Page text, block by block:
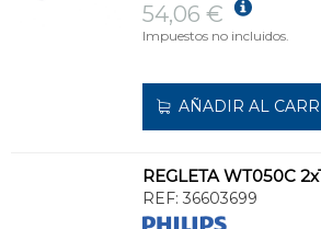
54,06 €
Impuestos no incluidos.
AÑADIR AL
REGLETA WT050C
REF: 36603699